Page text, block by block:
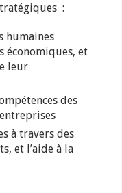
:
humaines
économiques, et
leur
des
à travers des
et l’aide à la